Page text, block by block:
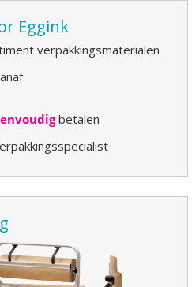
Eggink
verpakkingsmaterialen
betalen